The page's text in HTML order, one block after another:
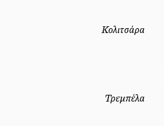
Κολιτσάρα
Τρεμπέλα